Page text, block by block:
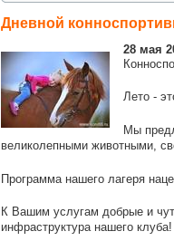
Дневной
28 мая
Лето -
Мы
великолепными животными,
Программа нашего лагеря
К Вашим услугам добрые и
инфраструктура нашего